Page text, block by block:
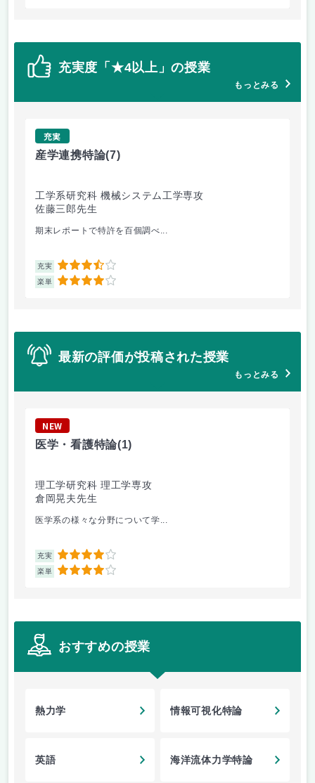
充実度「★4以上」の授業
もっとみる
充実
産学連携特論(7)
工学系研究科 機械システム工学専攻
佐藤三郎先生
期末レポートで特許を百個調べ...
充実 3.5
楽単 4
最新の評価が投稿された授業
もっとみる
NEW
医学・看護特論(1)
理工学研究科 理工学専攻
倉岡晃夫先生
医学系の様々な分野について学...
充実 4
楽単 4
おすすめの授業
熱力学 情報可視化特論
英語 海洋流体力学特論